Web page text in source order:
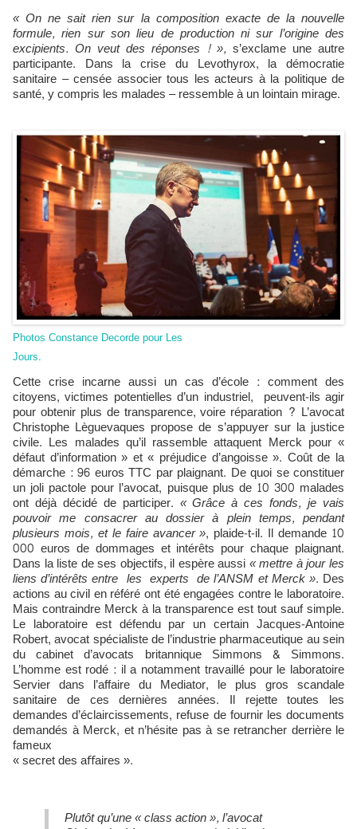
« On ne sait rien sur la composition exacte de la nouvelle
formule, rien sur son lieu de production ni sur l’origine des
excipients. On veut des réponses ! »,s’exclame une autre
participante. Dans la crise du Levothyrox, la démocratie
sanitaire – censée associer tous les acteurs à la politique de
santé, y compris les malades – ressemble à un lointain mirage.
Photos Constance Decorde pour Les
Jours.
Cette crise incarne aussi un cas d’école : comment des
citoyens, victimes potentielles d’un industriel, peuvent-ils agir
pour obtenir plus de transparence, voire réparation ? L’avocat
Christophe Lèguevaques propose de s’appuyer sur la justice
civile. Les malades qu’il rassemble attaquent Merck pour «
défaut d’information » et « préjudice d’angoisse ». Coût de la
démarche : 96 euros TTC par plaignant. De quoi se constituer
un joli pactole pour l’avocat, puisque plus de 10 300 malades
ont déjà décidé de participer. « Grâce à ces fonds, je vais
pouvoir me consacrer au dossier à plein temps, pendant
plusieurs mois, et le faire avancer », plaide-t-il. Il demande 10
000 euros de dommages et intérêts pour chaque plaignant.
Dans la liste de ses objectifs, il espère aussi« mettre à jour les
liens d’intérêts entre les experts de l’ANSM et Merck ». Des
actions au civil en référé ont été engagées contre le laboratoire.
Mais contraindre Merck à la transparence est tout sauf simple.
Le laboratoire est défendu par un certain Jacques-Antoine
Robert, avocat spécialiste de l’industrie pharmaceutique au sein
du cabinet d’avocats britannique Simmons & Simmons.
L’homme est rodé : il a notamment travaillé pour le laboratoire
Servier dans l’affaire du Mediator, le plus gros scandale
sanitaire de ces dernières années. Il rejette toutes les
demandes d’éclaircissements, refuse de fournir les documents
demandés à Merck, et n’hésite pas à se retrancher derrière le
fameux
« secret des aﬀaires ».
Plutôt qu’une « class action », l’avocat